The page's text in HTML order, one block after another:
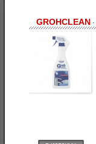
GROHCLEAN ·